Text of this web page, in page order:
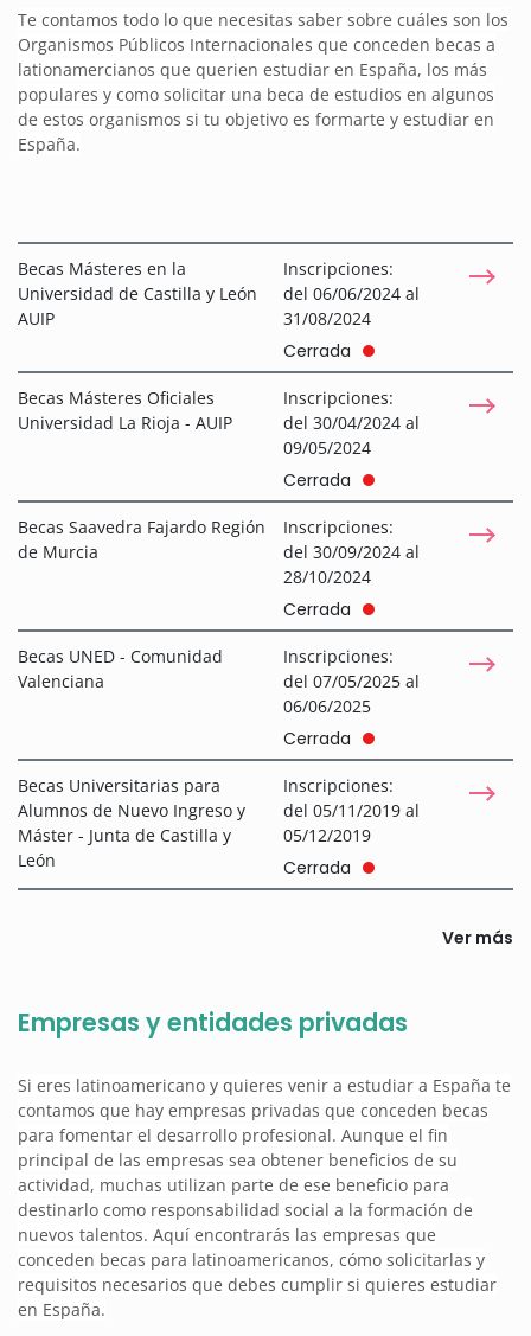
Te contamos todo lo que necesitas saber sobre cuáles son los
Organismos Públicos Internacionales que conceden becas a
lationamercianos que querien estudiar en España, los más
populares y como solicitar una beca de estudios en algunos
de estos organismos si tu objetivo es formarte y estudiar en
España.
Becas Másteres en la
Universidad de Castilla y León
AUIP
Inscripciones:
del 06/06/2024 al
31/08/2024
Cerrada
Becas Másteres Oficiales
Universidad La Rioja - AUIP
Inscripciones:
del 30/04/2024 al
09/05/2024
Cerrada
Becas Saavedra Fajardo Región
de Murcia
Inscripciones:
del 30/09/2024 al
28/10/2024
Cerrada
Becas UNED - Comunidad
Valenciana
Inscripciones:
del 07/05/2025 al
06/06/2025
Cerrada
Becas Universitarias para
Alumnos de Nuevo Ingreso y
Máster - Junta de Castilla y
León
Inscripciones:
del 05/11/2019 al
05/12/2019
Cerrada
Ver más
Empresas y entidades privadas
Si eres latinoamericano y quieres venir a estudiar a España te
contamos que hay empresas privadas que conceden becas
para fomentar el desarrollo profesional. Aunque el fin
principal de las empresas sea obtener beneficios de su
actividad, muchas utilizan parte de ese beneficio para
destinarlo como responsabilidad social a la formación de
nuevos talentos. Aquí encontrarás las empresas que
conceden becas para latinoamericanos, cómo solicitarlas y
requisitos necesarios que debes cumplir si quieres estudiar
en España.